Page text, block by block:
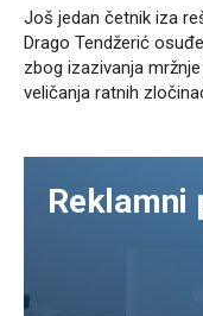
Još jedan četnik iza
Drago Tendžerić
zbog izazivanja mržnje
veličanja ratnih
Reklamni